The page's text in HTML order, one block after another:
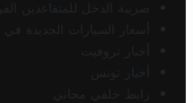
ضريبة الدخل للمتقاعدين
أسعار السيارات الجديدة في
أخبار تروفيت
أخبار تونس
رابط خلفي مجاني